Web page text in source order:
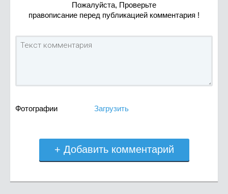
Пожалуйста, Проверьте
правописание перед публикацией комментария !
Фотографии Загрузить
+ Добавить комментарий